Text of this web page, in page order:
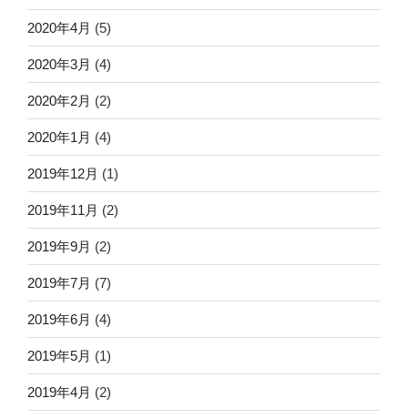
2020年4月 (5)
2020年3月 (4)
2020年2月 (2)
2020年1月 (4)
2019年12月 (1)
2019年11月 (2)
2019年9月 (2)
2019年7月 (7)
2019年6月 (4)
2019年5月 (1)
2019年4月 (2)